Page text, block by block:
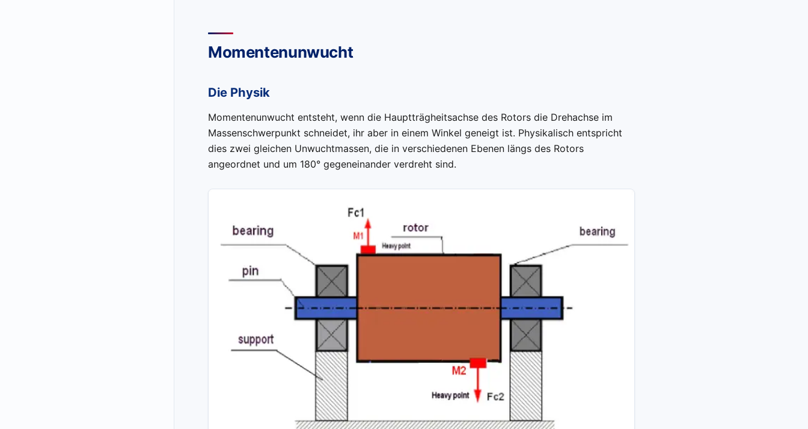
Momentenunwucht
Die Physik
Momentenunwucht entsteht, wenn die Hauptträgheitsachse des Rotors die Drehachse im
Massenschwerpunkt schneidet, ihr aber in einem Winkel geneigt ist. Physikalisch entspricht
dies zwei gleichen Unwuchtmassen, die in verschiedenen Ebenen längs des Rotors
angeordnet und um 180° gegeneinander verdreht sind.